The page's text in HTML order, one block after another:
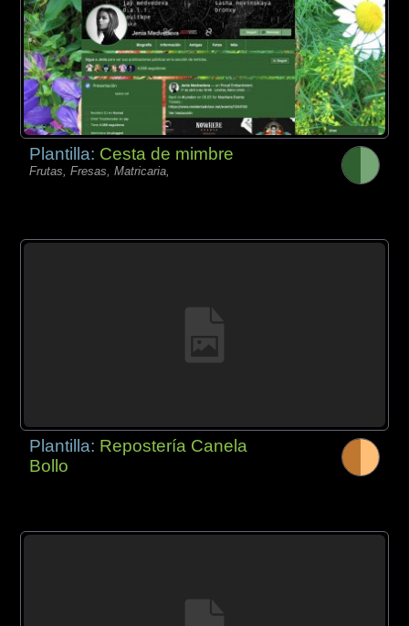
Plantilla: Cesta de mimbre
Frutas, Fresas, Matricaria,
Plantilla: Repostería Canela
Bollo